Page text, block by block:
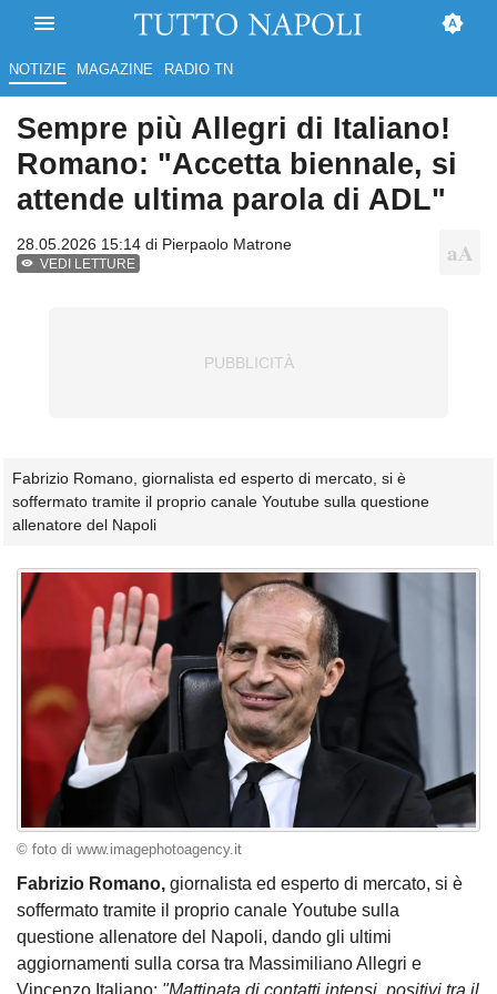
NOTIZIE MAGAZINE RADIO TN
Sempre più Allegri di Italiano!
Romano: "Accetta biennale, si
attende ultima parola di ADL"
28.05.2026 15:14 di Pierpaolo Matrone
VEDI LETTURE
Fabrizio Romano, giornalista ed esperto di mercato, si è
soffermato tramite il proprio canale Youtube sulla questione
allenatore del Napoli
© foto di www.imagephotoagency.it
Fabrizio Romano, giornalista ed esperto di mercato, si è
soffermato tramite il proprio canale Youtube sulla
questione allenatore del Napoli, dando gli ultimi
aggiornamenti sulla corsa tra Massimiliano Allegri e